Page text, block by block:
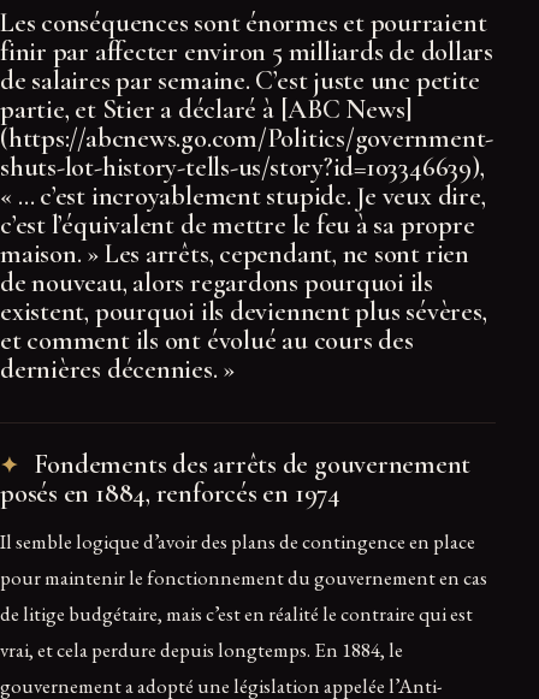
Les conséquences sont énormes et pourraient
finir par affecter environ 5 milliards de dollars
de salaires par semaine. C’est juste une petite
partie, et Stier a déclaré à [ABC News]
(https://abcnews.go.com/Politics/government-
shuts-lot-history-tells-us/story?id=103346639),
« … c’est incroyablement stupide. Je veux dire,
c’est l’équivalent de mettre le feu à sa propre
maison. » Les arrêts, cependant, ne sont rien
de nouveau, alors regardons pourquoi ils
existent, pourquoi ils deviennent plus sévères,
et comment ils ont évolué au cours des
dernières décennies. »
Fondements des arrêts de gouvernement
posés en 1884, renforcés en 1974
Il semble logique d’avoir des plans de contingence en place
pour maintenir le fonctionnement du gouvernement en cas
de litige budgétaire, mais c’est en réalité le contraire qui est
vrai, et cela perdure depuis longtemps. En 1884, le
gouvernement a adopté une législation appelée l’Anti-